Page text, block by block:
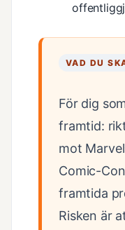
VAD DU
För dig
framtid:
mot
Comic-
framtida
Risken är